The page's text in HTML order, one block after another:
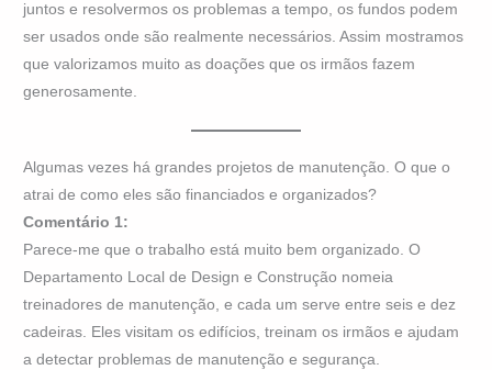
juntos e resolvermos os problemas a tempo, os fundos podem
ser usados onde são realmente necessários. Assim mostramos
que valorizamos muito as doações que os irmãos fazem
generosamente.
Algumas vezes há grandes projetos de manutenção. O que o
atrai de como eles são financiados e organizados?
Comentário 1:
Parece-me que o trabalho está muito bem organizado. O
Departamento Local de Design e Construção nomeia
treinadores de manutenção, e cada um serve entre seis e dez
cadeiras. Eles visitam os edifícios, treinam os irmãos e ajudam
a detectar problemas de manutenção e segurança.